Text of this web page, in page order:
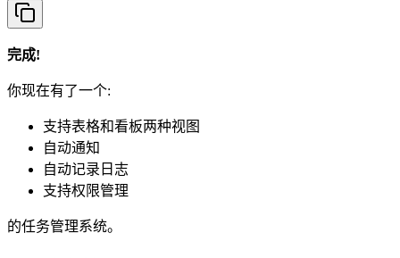
完成!
你现在有了一个:
支持表格和看板两种视图
自动通知
自动记录日志
支持权限管理
的任务管理系统。